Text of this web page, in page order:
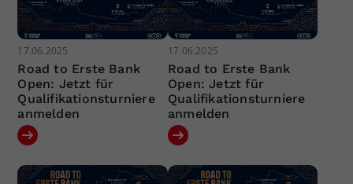
17.06.2025
Road to Erste Bank
Open: Jetzt für
Qualifikationsturniere
anmelden
17.06.2025
Road to Erste Bank
Open: Jetzt für
Qualifikationsturniere
anmelden